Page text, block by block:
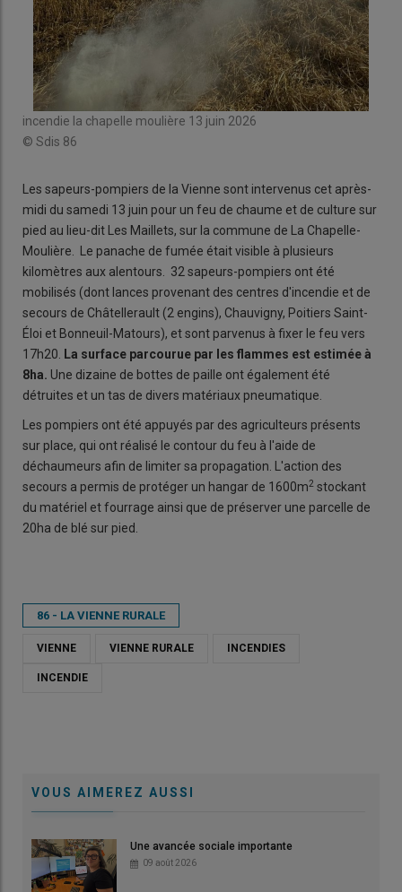
incendie la chapelle moulière 13 juin 2026
© Sdis 86
Les sapeurs-pompiers de la Vienne sont intervenus cet après-
midi du samedi 13 juin pour un feu de chaume et de culture sur
pied au lieu-dit Les Maillets, sur la commune de La Chapelle-
Moulière. Le panache de fumée était visible à plusieurs
kilomètres aux alentours. 32 sapeurs-pompiers ont été
mobilisés (dont lances provenant des centres d'incendie et de
secours de Châtellerault (2 engins), Chauvigny, Poitiers Saint-
Éloi et Bonneuil-Matours), et sont parvenus à fixer le feu vers
17h20. La surface parcourue par les flammes est estimée à
8ha. Une dizaine de bottes de paille ont également été
détruites et un tas de divers matériaux pneumatique.
Les pompiers ont été appuyés par des agriculteurs présents
sur place, qui ont réalisé le contour du feu à l'aide de
déchaumeurs afin de limiter sa propagation. L'action des
secours a permis de protéger un hangar de 1600m2 stockant
du matériel et fourrage ainsi que de préserver une parcelle de
20ha de blé sur pied.
86 - LA VIENNE RURALE
VIENNE VIENNE RURALE INCENDIES
INCENDIE
VOUS AIMEREZ AUSSI
Une avancée sociale importante
09 août 2026